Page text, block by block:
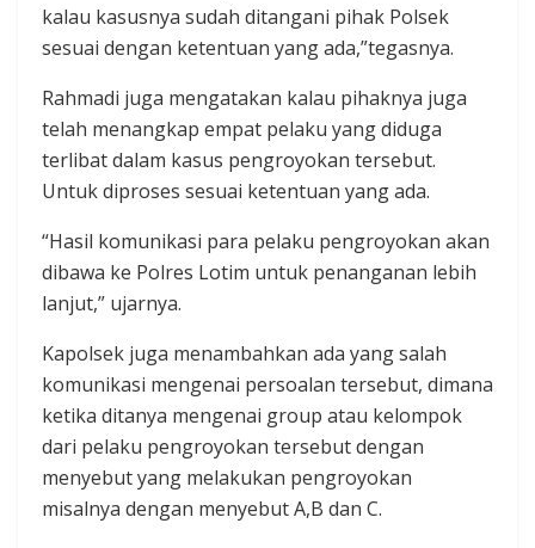
kalau kasusnya sudah ditangani pihak Polsek
sesuai dengan ketentuan yang ada,”tegasnya.
Rahmadi juga mengatakan kalau pihaknya juga
telah menangkap empat pelaku yang diduga
terlibat dalam kasus pengroyokan tersebut.
Untuk diproses sesuai ketentuan yang ada.
“Hasil komunikasi para pelaku pengroyokan akan
dibawa ke Polres Lotim untuk penanganan lebih
lanjut,” ujarnya.
Kapolsek juga menambahkan ada yang salah
komunikasi mengenai persoalan tersebut, dimana
ketika ditanya mengenai group atau kelompok
dari pelaku pengroyokan tersebut dengan
menyebut yang melakukan pengroyokan
misalnya dengan menyebut A,B dan C.